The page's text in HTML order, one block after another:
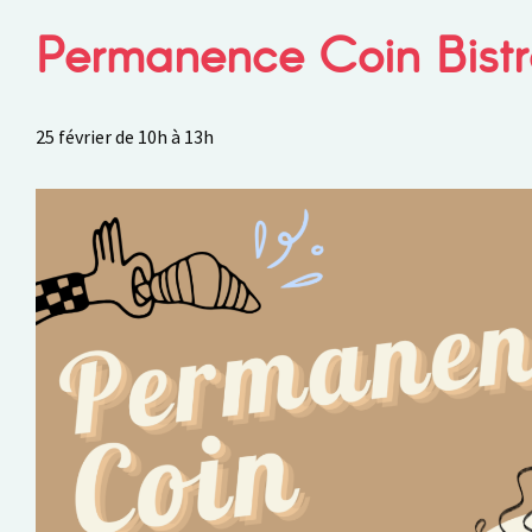
Permanence Coin
25 février de 10h à 13h